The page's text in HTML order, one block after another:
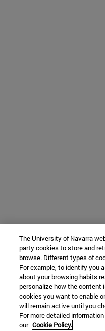
The University of Navarra
party cookies to store and
browse. Different types of
For example, to identify you
about your browsing habits
personalize how the content
cookies you want to enable
will remain active until you
For more detailed
our Cookie Policy.